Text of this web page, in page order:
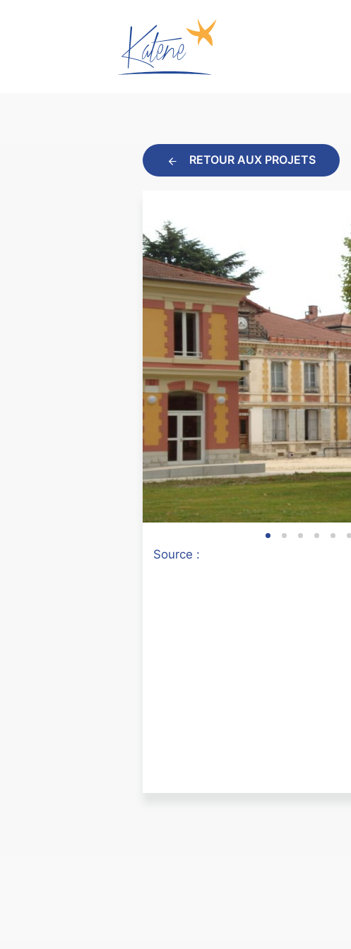
RETOUR AUX PROJETS
Source :